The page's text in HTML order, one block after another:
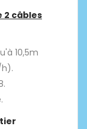
2 câbles
10,5m